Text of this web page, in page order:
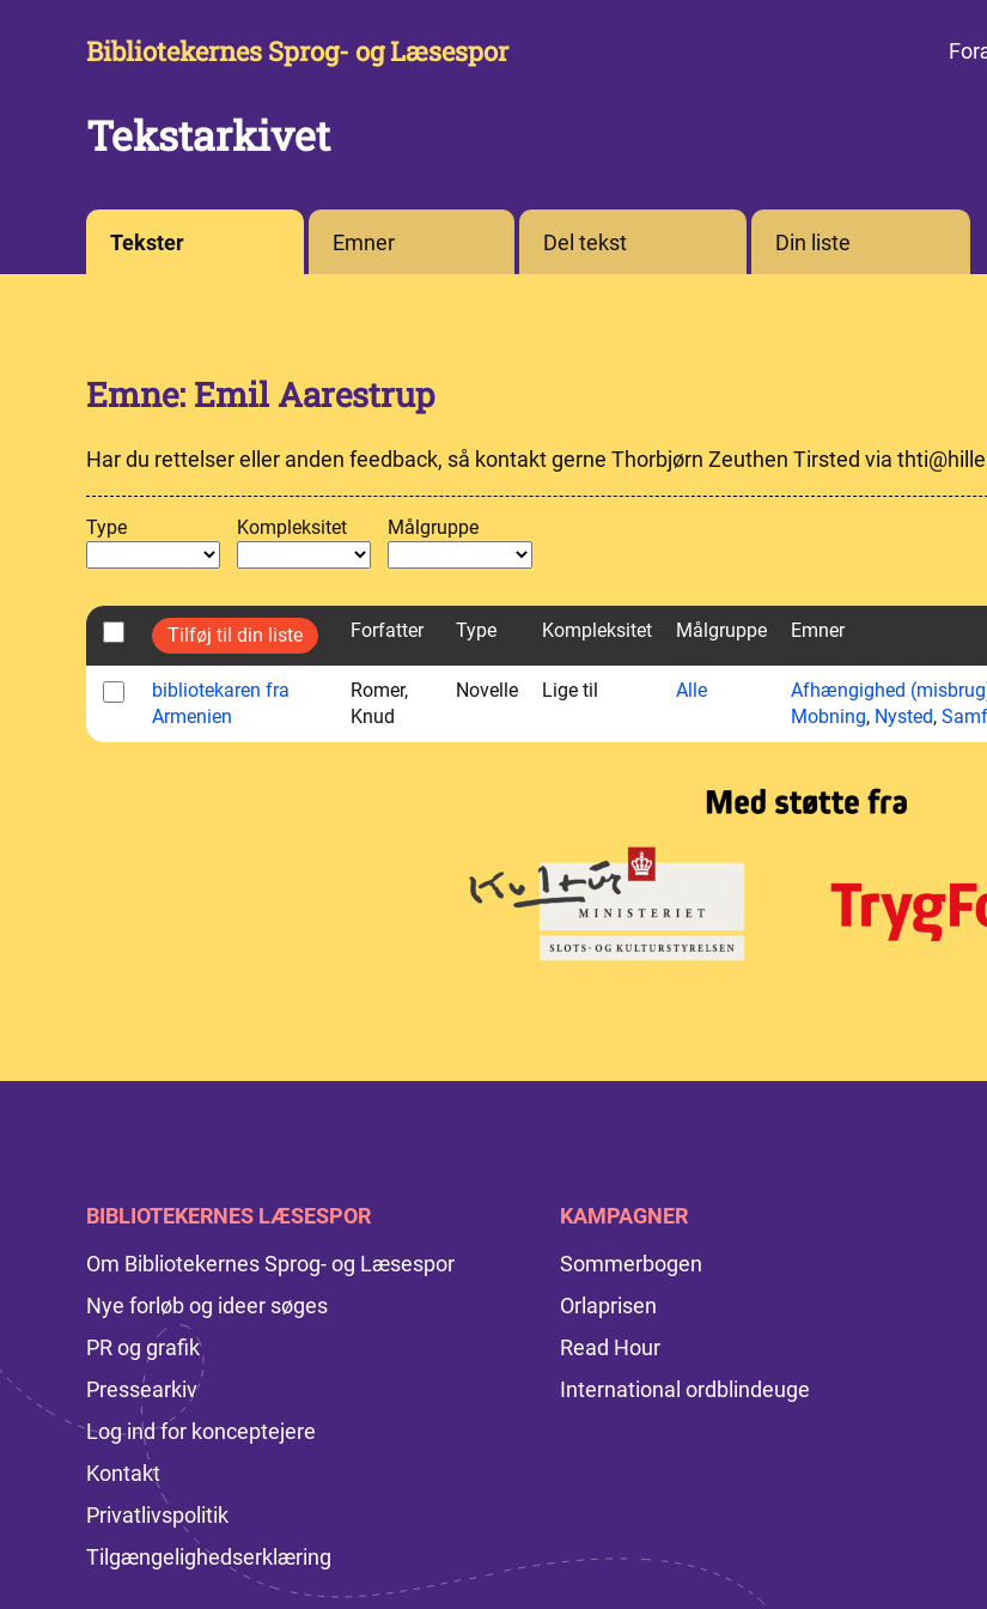
Bibliotekernes Sprog- og Læsespor
Tekstarkivet
Tekster Emner Del tekst Din liste
Emne: Emil Aarestrup
Har du rettelser eller anden feedback, så kontakt gerne Thorbjørn Zeuthen Tirsted via
Type Kompleksitet Målgruppe
Forfatter Type Kompleksitet Målgruppe Emner
bibliotekaren fra
Armenien
Romer,
Knud
Novelle Lige til Alle Afhængighed
Mobning, Nysted,
BIBLIOTEKERNES LÆSESPOR
Om Bibliotekernes Sprog- og Læsespor
Nye forløb og ideer søges
PR og grafik
Pressearkiv
Log ind for konceptejere
Kontakt
Privatlivspolitik
Tilgængelighedserklæring
KAMPAGNER
Sommerbogen
Orlaprisen
Read Hour
International ordblindeuge